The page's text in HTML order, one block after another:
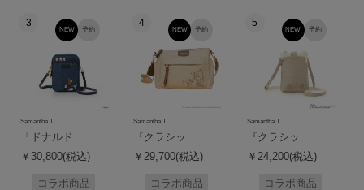
3
予約
NEW
Samantha T...
「ドナルド...
￥30,800(税込)
コラボ商品
4
予約
NEW
Samantha T...
『クラシッ...
￥29,700(税込)
コラボ商品
5
予約
NEW
Samantha T...
『クラシッ...
￥24,200(税込)
コラボ商品